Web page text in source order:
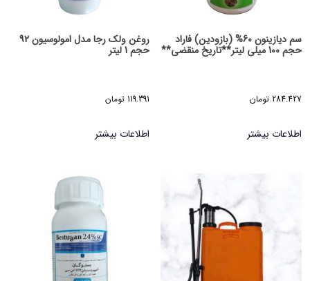
سم دیازینون 60% (بازودین) فاراد
حجم 100 میلی لیتر**تاریخ منقضی**
284.427 تومان
اطلاعات بیشتر
روغن ولک رجا مدل امولوسیون 92
حجم 1 لیتر
119.391 تومان
اطلاعات بیشتر